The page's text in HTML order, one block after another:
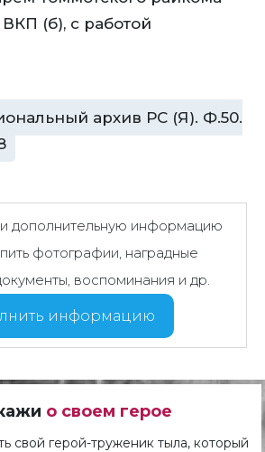
(б), с работой
архив РС (Я). Ф.50.
дополнительную информацию
фотографии, наградные
воспоминания и др.
информацию
о своем герое
свой герой-труженик тыла, который